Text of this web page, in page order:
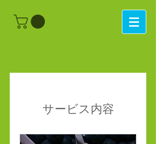
サービス内容